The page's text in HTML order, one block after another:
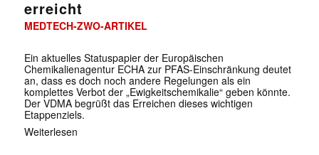
erreicht
MEDTECH-ZWO-ARTIKEL
Ein aktuelles Statuspapier der Europäischen
Chemikalienagentur ECHA zur PFAS-Einschränkung deutet
an, dass es doch noch andere Regelungen als ein
komplettes Verbot der „Ewigkeitschemikalie“ geben könnte.
Der VDMA begrüßt das Erreichen dieses wichtigen
Etappenziels.
Weiterlesen